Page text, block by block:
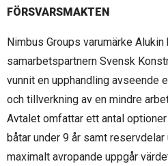
FÖRSVARSMAKTEN
Nimbus Groups varumärke
samarbetspartnern Svensk
vunnit en upphandling avseende
och tillverkning av en mindre
Avtalet omfattar ett antal
båtar under 9 år samt
maximalt avropande uppgår